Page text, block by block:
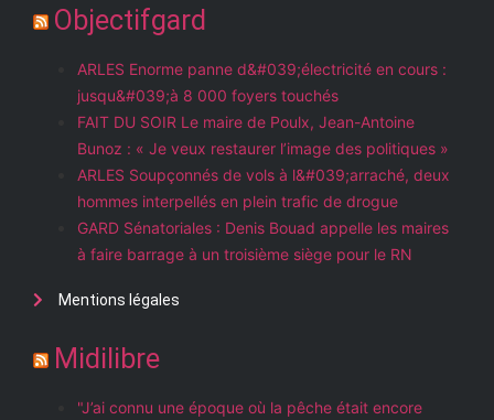
Objectifgard
ARLES Enorme panne d&#039;électricité en cours :
jusqu&#039;à 8 000 foyers touchés
FAIT DU SOIR Le maire de Poulx, Jean-Antoine
Bunoz : « Je veux restaurer l’image des politiques »
ARLES Soupçonnés de vols à l&#039;arraché, deux
hommes interpellés en plein trafic de drogue
GARD Sénatoriales : Denis Bouad appelle les maires
à faire barrage à un troisième siège pour le RN
Mentions légales
Midilibre
"J’ai connu une époque où la pêche était encore